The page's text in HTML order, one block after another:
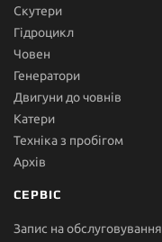
Скутери
Гідроцикл
Човен
Генератори
Двигуни до човнів
Катери
Техніка з пробігом
Архів
СЕРВІС
Запис на обслуговування